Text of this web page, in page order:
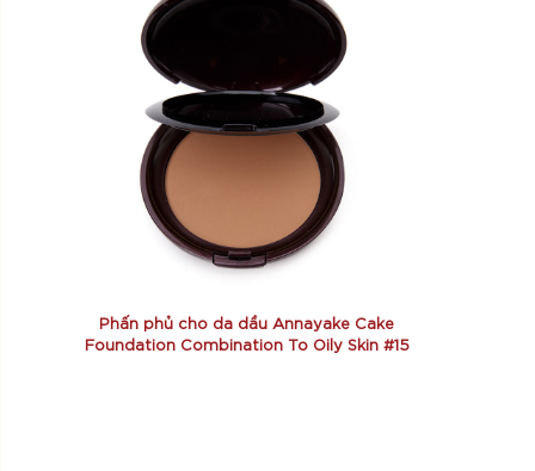
Phấn phủ cho da dầu Annayake Cake
Foundation Combination To Oily Skin #15